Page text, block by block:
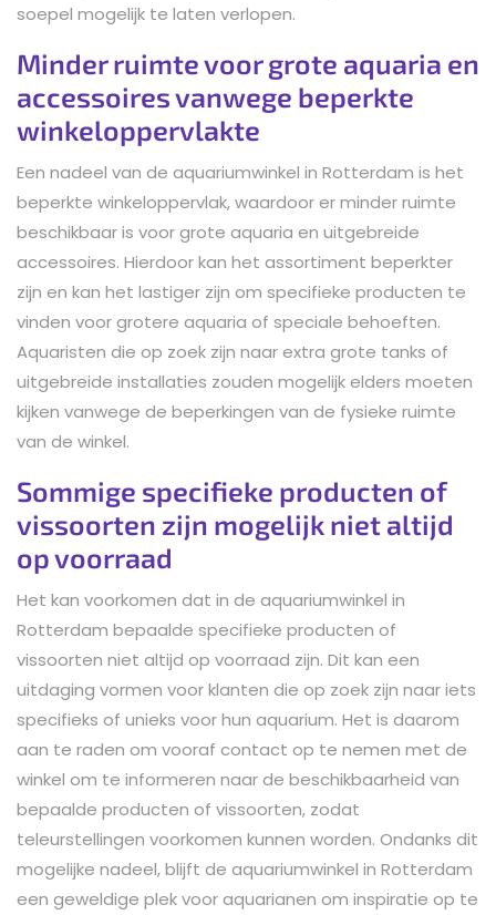
soepel mogelijk te laten verlopen.
Minder ruimte voor grote aquaria en
accessoires vanwege beperkte
winkeloppervlakte
Een nadeel van de aquariumwinkel in Rotterdam is het
beperkte winkeloppervlak, waardoor er minder ruimte
beschikbaar is voor grote aquaria en uitgebreide
accessoires. Hierdoor kan het assortiment beperkter
zijn en kan het lastiger zijn om specifieke producten te
vinden voor grotere aquaria of speciale behoeften.
Aquaristen die op zoek zijn naar extra grote tanks of
uitgebreide installaties zouden mogelijk elders moeten
kijken vanwege de beperkingen van de fysieke ruimte
van de winkel.
Sommige specifieke producten of
vissoorten zijn mogelijk niet altijd
op voorraad
Het kan voorkomen dat in de aquariumwinkel in
Rotterdam bepaalde specifieke producten of
vissoorten niet altijd op voorraad zijn. Dit kan een
uitdaging vormen voor klanten die op zoek zijn naar iets
specifieks of unieks voor hun aquarium. Het is daarom
aan te raden om vooraf contact op te nemen met de
winkel om te informeren naar de beschikbaarheid van
bepaalde producten of vissoorten, zodat
teleurstellingen voorkomen kunnen worden. Ondanks dit
mogelijke nadeel, blijft de aquariumwinkel in Rotterdam
een geweldige plek voor aquarianen om inspiratie op te